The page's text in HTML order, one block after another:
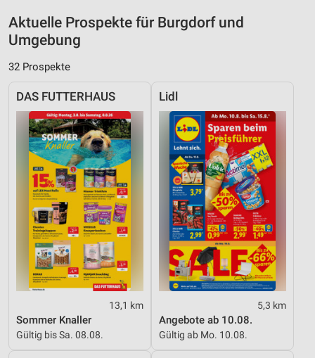
Aktuelle Prospekte für Burgdorf und
Umgebung
32 Prospekte
DAS FUTTERHAUS
13,1 km
Sommer Knaller
Gültig bis Sa. 08.08.
Lidl
5,3 km
Angebote ab 10.08.
Gültig ab Mo. 10.08.